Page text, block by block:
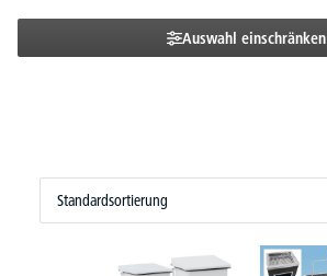
Auswahl einschränken